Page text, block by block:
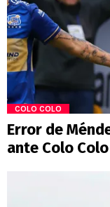
COLO COLO
Error de
ante Colo